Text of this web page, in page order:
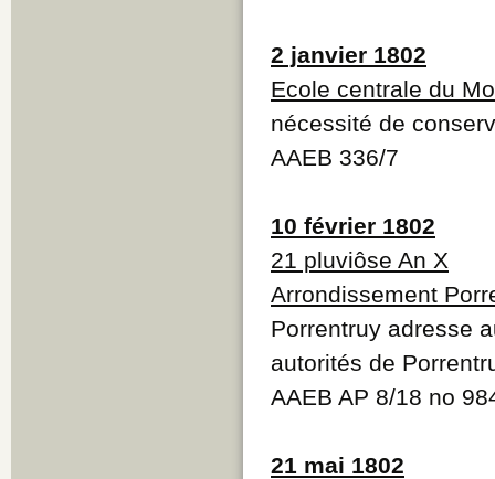
2 janvier 1802
Ecole centrale du
nécessité de
AAEB 336/7
10 février 1802
21 pluviôse An X
Arrondissement
Porrentruy adresse
autorités de
AAEB AP 8/18 no
21 mai 1802